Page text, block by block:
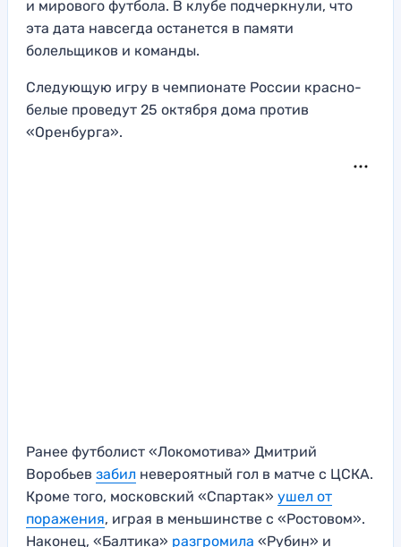
и мирового футбола. В клубе подчеркнули, что
эта дата навсегда останется в памяти
болельщиков и команды.
Следующую игру в чемпионате России красно-
белые проведут 25 октября дома против
«Оренбурга».
Ранее футболист «Локомотива» Дмитрий
Воробьев забил невероятный гол в матче с ЦСКА.
Кроме того, московский «Спартак» ушел от
поражения, играя в меньшинстве с «Ростовом».
Наконец, «Балтика» разгромила «Рубин» и